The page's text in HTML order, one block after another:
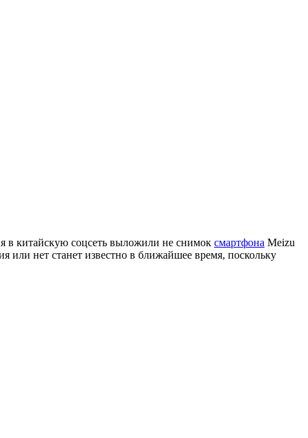
в китайскую соцсеть выложили не снимок смартфона Meizu
или нет станет известно в ближайшее время, поскольку